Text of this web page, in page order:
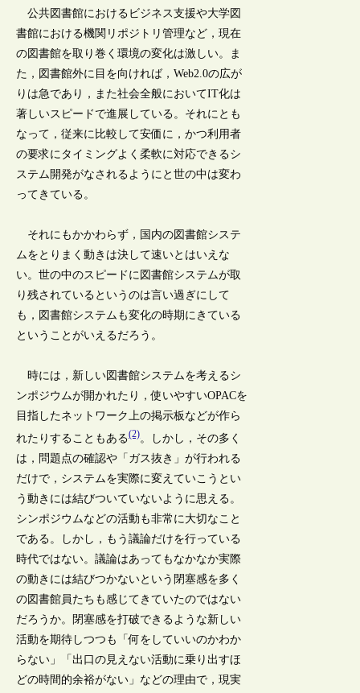
公共図書館におけるビジネス支援や大学図
書館における機関リポジトリ管理など，現在
の図書館を取り巻く環境の変化は激しい。ま
た，図書館外に目を向ければ，Web2.0の広が
りは急であり，また社会全般においてIT化は
著しいスピードで進展している。それにとも
なって，従来に比較して安価に，かつ利用者
の要求にタイミングよく柔軟に対応できるシ
ステム開発がなされるようにと世の中は変わ
ってきている。
それにもかかわらず，国内の図書館システ
ムをとりまく動きは決して速いとはいえな
い。世の中のスピードに図書館システムが取
り残されているというのは言い過ぎにして
も，図書館システムも変化の時期にきている
ということがいえるだろう。
時には，新しい図書館システムを考えるシ
ンポジウムが開かれたり，使いやすいOPACを
目指したネットワーク上の掲示板などが作ら
れたりすることもある(2)。しかし，その多く
は，問題点の確認や「ガス抜き」が行われる
だけで，システムを実際に変えていこうとい
う動きには結びついていないように思える。
シンポジウムなどの活動も非常に大切なこと
である。しかし，もう議論だけを行っている
時代ではない。議論はあってもなかなか実際
の動きには結びつかないという閉塞感を多く
の図書館員たちも感じてきていたのではない
だろうか。閉塞感を打破できるような新しい
活動を期待しつつも「何をしていいのかわか
らない」「出口の見えない活動に乗り出すほ
どの時間的余裕がない」などの理由で，現実